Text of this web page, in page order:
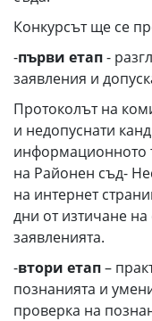
Конкурсът ще се
-първи етап-
заявления и
Протоколът на
и недопуснати
информационното
на Районен съд-
на интернет
дни от изтичане
заявленията.
-втори етап–
познанията и
проверка на